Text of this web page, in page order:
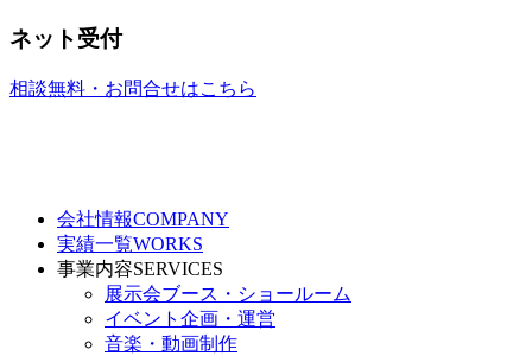
ネット受付
相談無料・お問合せはこちら
会社情報COMPANY
実績一覧WORKS
事業内容SERVICES
展示会ブース・ショールーム
イベント企画・運営
音楽・動画制作